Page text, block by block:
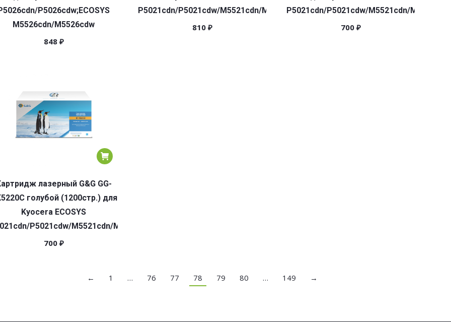
P5026cdw;ECOSYS
M5526cdn/M5526cdw
848 ₽
P5021cdn/P5021cdw/M5521cdn/M5521cdw
810 ₽
P5021cdn/P5021cdw/M5521cdn/M5521cdw
700 ₽
лазерный G&G GG-
голубой (1200стр.) для
Kyocera ECOSYS
P5021cdw/M5521cdn/M5521cdw
700 ₽
← 1 … 76 77 78 79 80 … 149 →